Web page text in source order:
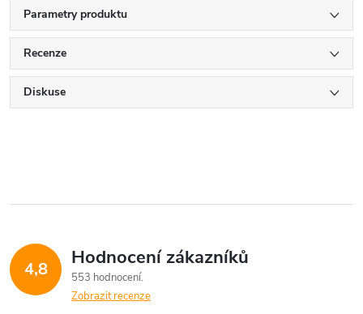
Parametry produktu
Recenze
Diskuse
4,8 Hodnocení zákazníků
553 hodnocení
Zobrazit recenze